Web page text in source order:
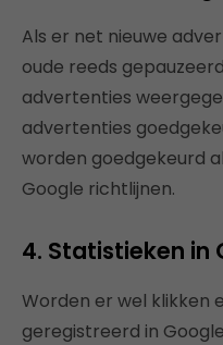
Als er net nieuwe
oude reeds
advertenties
advertenties
worden goedgekeurd
Google richtlijnen.
4. Statistieken in
Worden er wel klikken
geregistreerd in